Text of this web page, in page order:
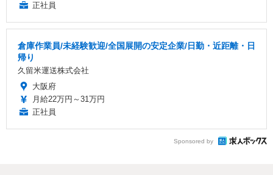
正社員
倉庫作業員/未経験歓迎/全国展開の安定企業/日勤・近距離・日
帰り
久留米運送株式会社
大阪府
月給22万円～31万円
正社員
Sponsored by